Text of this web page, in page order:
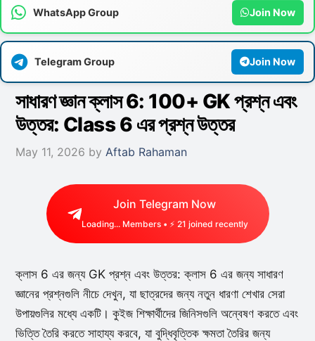
WhatsApp Group Join Now
Telegram Group Join Now
সাধারণ জ্ঞান ক্লাস 6: 100+ GK প্রশ্ন এবং
উত্তর: Class 6 এর প্রশ্ন উত্তর
May 11, 2026 by Aftab Rahaman
Join Telegram Now
Loading...Members • ⚡ 21 joined recently
ক্লাস 6 এর জন্য GK প্রশ্ন এবং উত্তর: ক্লাস 6 এর জন্য সাধারণ
জ্ঞানের প্রশ্নগুলি নীচে দেখুন, যা ছাত্রদের জন্য নতুন ধারণা শেখার সেরা
উপায়গুলির মধ্যে একটি। কুইজ শিক্ষার্থীদের জিনিসগুলি অন্বেষণ করতে এবং
ভিত্তি তৈরি করতে সাহায্য করবে, যা বুদ্ধিবৃত্তিক ক্ষমতা তৈরির জন্য